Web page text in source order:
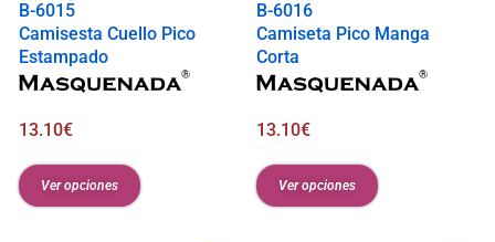
B-6015
Camisesta Cuello Pico
Estampado
13.10€
Ver opciones
B-6016
Camiseta Pico Manga
Corta
13.10€
Ver opciones